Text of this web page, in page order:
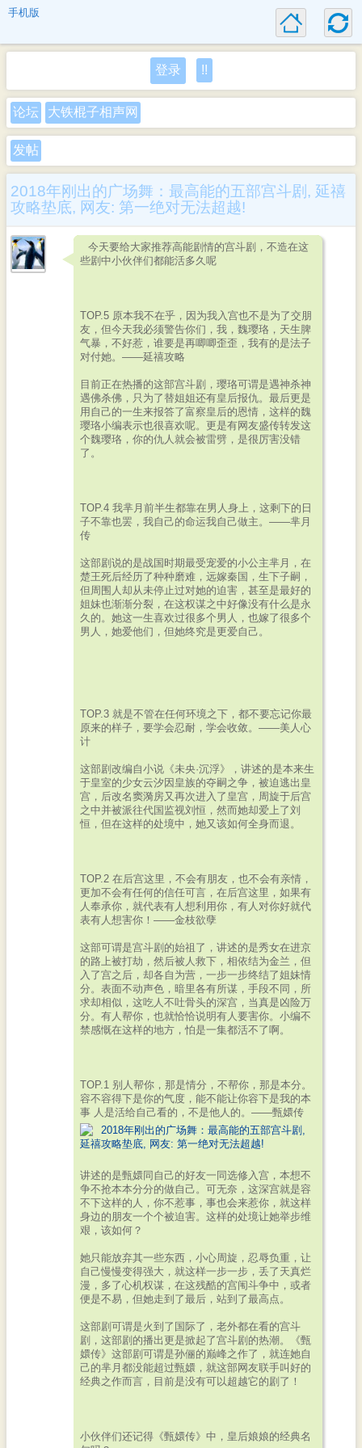
手机版
登录 !!
论坛 大铁棍子相声网
发帖
2018年刚出的广场舞：最高能的五部宫斗剧, 延禧
攻略垫底, 网友: 第一绝对无法超越!
今天要给大家推荐高能剧情的宫斗剧，不造在这
些剧中小伙伴们都能活多久呢
TOP.5 原本我不在乎，因为我入宫也不是为了交朋
友，但今天我必须警告你们，我，魏璎珞，天生脾
气暴，不好惹，谁要是再唧唧歪歪，我有的是法子
对付她。——延禧攻略
目前正在热播的这部宫斗剧，璎珞可谓是遇神杀神
遇佛杀佛，只为了替姐姐还有皇后报仇。最后更是
用自己的一生来报答了富察皇后的恩情，这样的魏
璎珞小编表示也很喜欢呢。更是有网友盛传转发这
个魏璎珞，你的仇人就会被雷劈，是很厉害没错
了。
TOP.4 我芈月前半生都靠在男人身上，这剩下的日
子不靠也罢，我自己的命运我自己做主。——芈月
传
这部剧说的是战国时期最受宠爱的小公主芈月，在
楚王死后经历了种种磨难，远嫁秦国，生下子嗣，
但周围人却从未停止过对她的迫害，甚至是最好的
姐妹也渐渐分裂，在这权谋之中好像没有什么是永
久的。她这一生喜欢过很多个男人，也嫁了很多个
男人，她爱他们，但她终究是更爱自己。
TOP.3 就是不管在任何环境之下，都不要忘记你最
原来的样子，要学会忍耐，学会收敛。——美人心
计
这部剧改编自小说《未央·沉浮》，讲述的是本来生
于皇室的少女云汐因皇族的夺嗣之争，被迫逃出皇
宫，后改名窦漪房又再次进入了皇宫，周旋于后宫
之中并被派往代国监视刘恒，然而她却爱上了刘
恒，但在这样的处境中，她又该如何全身而退。
TOP.2 在后宫这里，不会有朋友，也不会有亲情，
更加不会有任何的信任可言，在后宫这里，如果有
人奉承你，就代表有人想利用你，有人对你好就代
表有人想害你！——金枝欲孽
这部可谓是宫斗剧的始祖了，讲述的是秀女在进京
的路上被打劫，然后被人救下，相依结为金兰，但
入了宫之后，却各自为营，一步一步终结了姐妹情
分。表面不动声色，暗里各有所谋，手段不同，所
求却相似，这吃人不吐骨头的深宫，当真是凶险万
分。有人帮你，也就恰恰说明有人要害你。小编不
禁感慨在这样的地方，怕是一集都活不了啊。
TOP.1 别人帮你，那是情分，不帮你，那是本分。
容不容得下是你的气度，能不能让你容下是我的本
事 人是活给自己看的，不是他人的。——甄嬛传
讲述的是甄嬛同自己的好友一同选修入宫，本想不
争不抢本本分分的做自己。可无奈，这深宫就是容
不下这样的人，你不惹事，事也会来惹你，就这样
身边的朋友一个个被迫害。这样的处境让她举步维
艰，该如何？
她只能放弃其一些东西，小心周旋，忍辱负重，让
自己慢慢变得强大，就这样一步一步，丢了天真烂
漫，多了心机权谋，在这残酷的宫闱斗争中，或者
便是不易，但她走到了最后，站到了最高点。
这部剧可谓是火到了国际了，老外都在看的宫斗
剧，这部剧的播出更是掀起了宫斗剧的热潮。《甄
嬛传》这部剧可谓是孙俪的巅峰之作了，就连她自
己的芈月都没能超过甄嬛，就这部网友联手叫好的
经典之作而言，目前是没有可以超越它的剧了！
小伙伴们还记得《甄嬛传》中，皇后娘娘的经典名